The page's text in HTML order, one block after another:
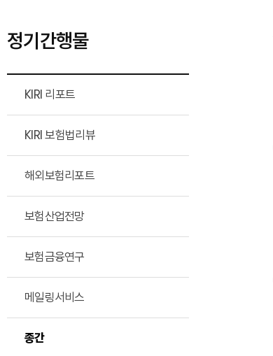
정기간행물
KIRI 리포트
KIRI 보험법리뷰
해외보험리포트
보험산업전망
보험금융연구
메일링서비스
종간